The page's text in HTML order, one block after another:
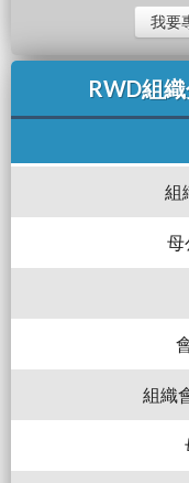
我要
RWD組
組
母
組織